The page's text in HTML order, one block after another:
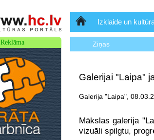
SākumlapaIzklaide un
Ziņas
Galerijai "Laipa"
Galerija "Laipa",
Mākslas galerija
vizuāli spilgtu,
Reklāma